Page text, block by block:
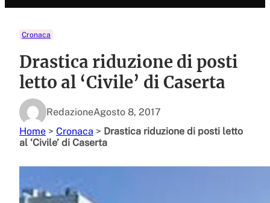
Cronaca
Drastica riduzione di posti
letto al ‘Civile’ di Caserta
RedazioneAgosto 8, 2017
Home > Cronaca > Drastica riduzione di posti letto
al ‘Civile’ di Caserta